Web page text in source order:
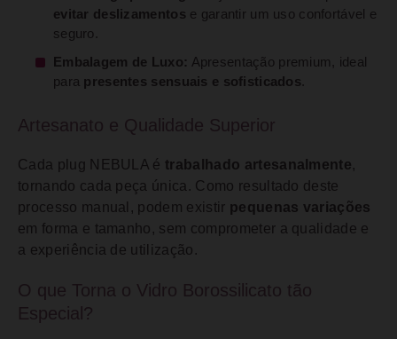
evitar deslizamentos e garantir um uso confortável e
seguro.
Embalagem de Luxo: Apresentação premium, ideal
para presentes sensuais e sofisticados
Artesanato e Qualidade Superior
Cada plug NEBULA é trabalhado artesanalmente,
tornando cada peça única. Como resultado deste
processo manual, podem existir pequenas variações
em forma e tamanho, sem comprometer a qualidade e
a experiência de utilização.
O que Torna o Vidro Borossilicato tão
Especial?